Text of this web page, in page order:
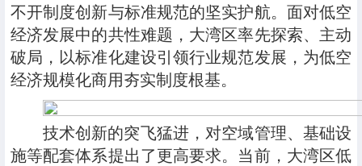
不开制度创新与标准规范的坚实护航。面对低空
经济发展中的共性难题，大湾区率先探索、主动
破局，以标准化建设引领行业规范发展，为低空
经济规模化商用夯实制度根基。
技术创新的突飞猛进，对空域管理、基础设
施等配套体系提出了更高要求。当前，大湾区低